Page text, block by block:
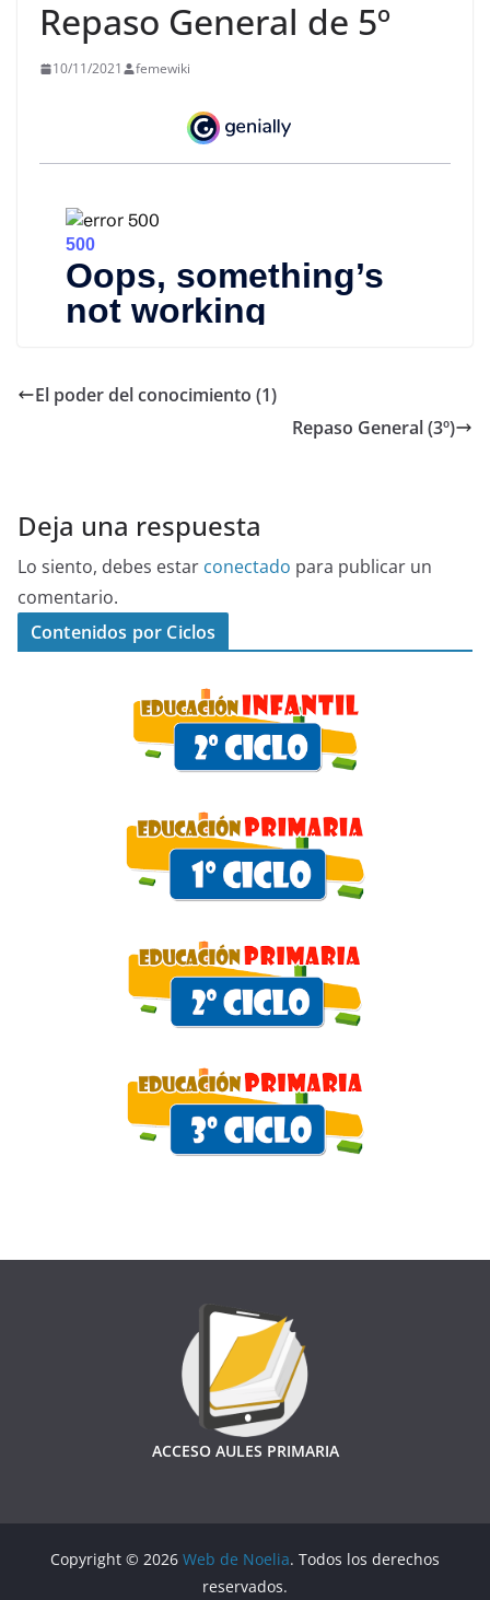
Repaso General de 5º
10/11/2021 femewiki
El poder del conocimiento (1)
Repaso General (3º)
Deja una respuesta
Lo siento, debes estar conectado para publicar un
comentario.
Contenidos por Ciclos
ACCESO AULES PRIMARIA
Copyright © 2026 Web de Noelia. Todos los derechos
reservados.